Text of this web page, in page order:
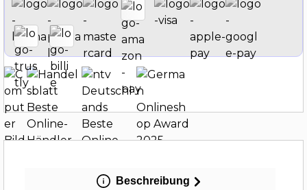
Beschreibung